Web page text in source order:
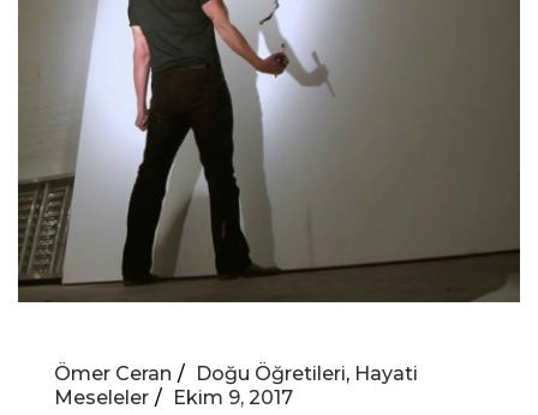
Ömer Ceran Doğu Öğretileri, Hayati
Meseleler
Ekim 9, 2017